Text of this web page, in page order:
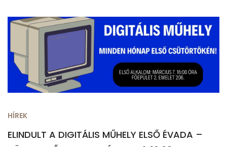
HÍREK
ELINDULT A DIGITÁLIS MŰHELY ELSŐ ÉVADA –